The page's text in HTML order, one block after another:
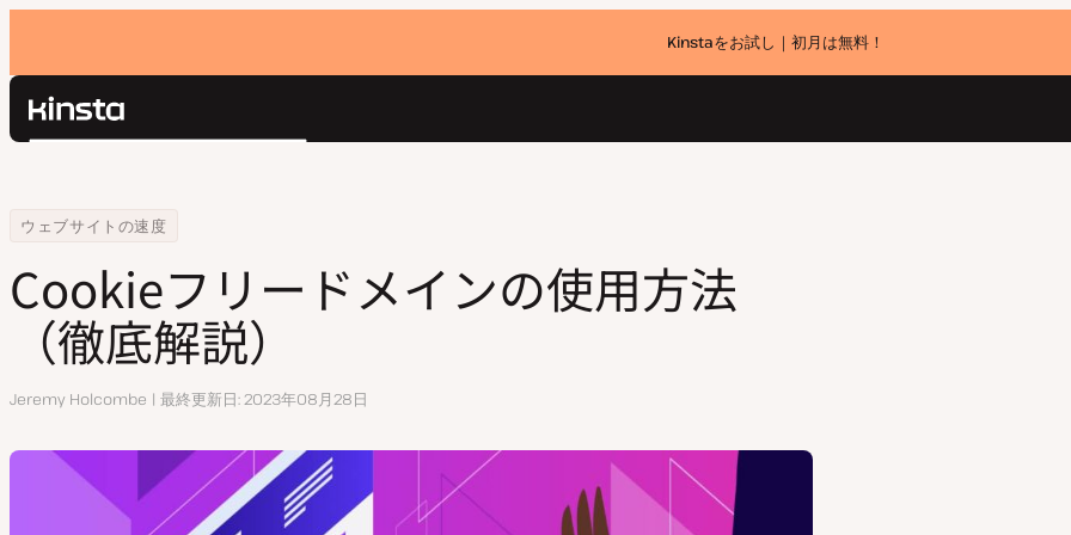
Kinstaをお試し｜初月は無料！
Kinsta®
価格設定
お問い合わせ
検
Home
リソースセンター
ウェブサイトの速度
Cookieフリードメインの使用方法（徹底解説）
Cookieフリードメインの使用方法
（徹底解説）
執
Jeremy Holcombe 最終更新日 2023年08月28日